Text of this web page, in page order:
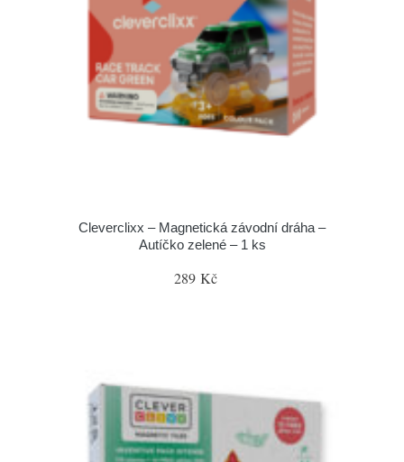
Cleverclixx – Magnetická závodní dráha –
Autíčko zelené – 1 ks
289 Kč